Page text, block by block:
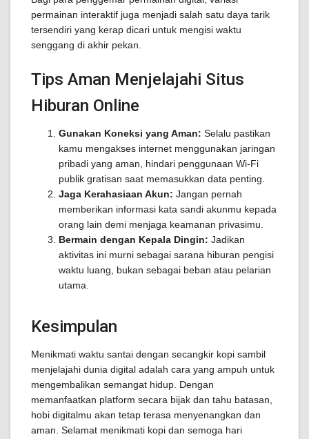
permainan interaktif juga menjadi salah satu daya tarik
tersendiri yang kerap dicari untuk mengisi waktu
senggang di akhir pekan.
Tips Aman Menjelajahi Situs
Hiburan Online
Gunakan Koneksi yang Aman: Selalu pastikan
kamu mengakses internet menggunakan jaringan
pribadi yang aman, hindari penggunaan Wi-Fi
publik gratisan saat memasukkan data penting.
Jaga Kerahasiaan Akun: Jangan pernah
memberikan informasi kata sandi akunmu kepada
orang lain demi menjaga keamanan privasimu.
Bermain dengan Kepala Dingin: Jadikan
aktivitas ini murni sebagai sarana hiburan pengisi
waktu luang, bukan sebagai beban atau pelarian
utama.
Kesimpulan
Menikmati waktu santai dengan secangkir kopi sambil
menjelajahi dunia digital adalah cara yang ampuh untuk
mengembalikan semangat hidup. Dengan
memanfaatkan platform secara bijak dan tahu batasan,
hobi digitalmu akan tetap terasa menyenangkan dan
aman. Selamat menikmati kopi dan semoga hari